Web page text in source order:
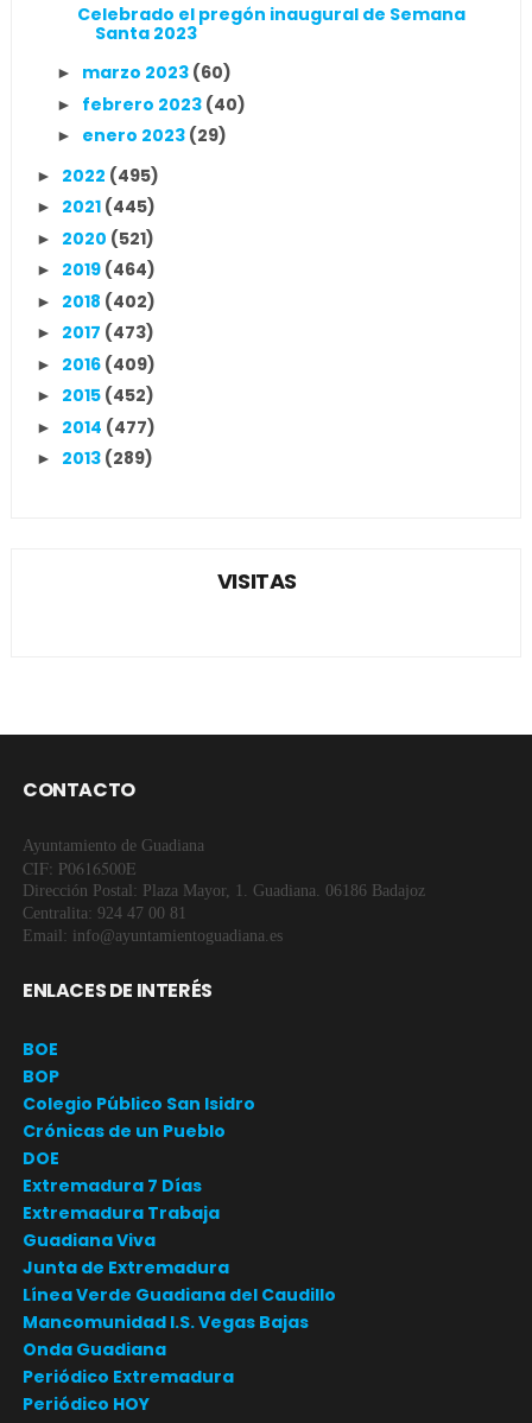
Celebrado el pregón inaugural de Semana
Santa 2023
► marzo 2023 (60)
► febrero 2023 (40)
► enero 2023 (29)
► 2022 (495)
► 2021 (445)
► 2020 (521)
► 2019 (464)
► 2018 (402)
► 2017 (473)
► 2016 (409)
► 2015 (452)
► 2014 (477)
► 2013 (289)
VISITAS
CONTACTO
Ayuntamiento de Guadiana
CIF: P0616500E
Dirección Postal: Plaza Mayor, 1. Guadiana. 06186 Badajoz
Centralita: 924 47 00 81
Email: info@ayuntamientoguadiana.es
ENLACES DE INTERÉS
BOE
BOP
Colegio Público San Isidro
Crónicas de un Pueblo
DOE
Extremadura 7 Días
Extremadura Trabaja
Guadiana Viva
Junta de Extremadura
Línea Verde Guadiana del Caudillo
Mancomunidad I.S. Vegas Bajas
Onda Guadiana
Periódico Extremadura
Periódico HOY